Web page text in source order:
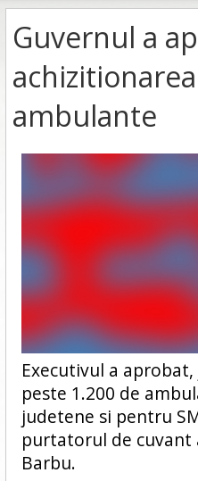
Guvernul a
ambulante
Executivul a
peste 1.200 de
judetene si pentru
purtatorul de cuvant
Barbu.